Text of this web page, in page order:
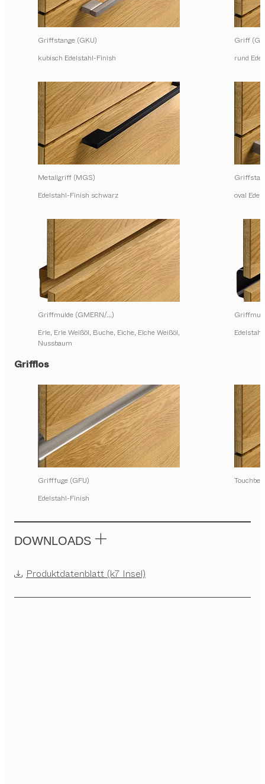
Griffstange (GKU)
kubisch Edelstahl-Finish
Griff
rund
Metallgriff (MGS)
Edelstahl-Finish schwarz
oval
Griffmulde (GMERN/...)
Erle, Erle Weißöl, Buche, Eiche, Eiche Weißöl,
Nussbaum
Grifflos
Grifffuge (GFU)
Edelstahl-Finish
DOWNLOADS
Produktdatenblatt (k7 Insel)